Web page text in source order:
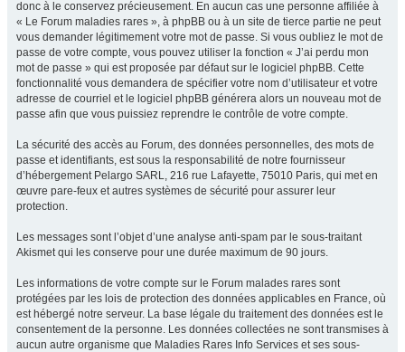
donc à le conservez précieusement. En aucun cas une personne affiliée à
« Le Forum maladies rares », à phpBB ou à un site de tierce partie ne peut
vous demander légitimement votre mot de passe. Si vous oubliez le mot de
passe de votre compte, vous pouvez utiliser la fonction « J’ai perdu mon
mot de passe » qui est proposée par défaut sur le logiciel phpBB. Cette
fonctionnalité vous demandera de spécifier votre nom d’utilisateur et votre
adresse de courriel et le logiciel phpBB générera alors un nouveau mot de
passe afin que vous puissiez reprendre le contrôle de votre compte.
La sécurité des accès au Forum, des données personnelles, des mots de
passe et identifiants, est sous la responsabilité de notre fournisseur
d’hébergement Pelargo SARL, 216 rue Lafayette, 75010 Paris, qui met en
œuvre pare-feux et autres systèmes de sécurité pour assurer leur
protection.
Les messages sont l’objet d’une analyse anti-spam par le sous-traitant
Akismet qui les conserve pour une durée maximum de 90 jours.
Les informations de votre compte sur le Forum malades rares sont
protégées par les lois de protection des données applicables en France, où
est hébergé notre serveur. La base légale du traitement des données est le
consentement de la personne. Les données collectées ne sont transmises à
aucun autre organisme que Maladies Rares Info Services et ses sous-